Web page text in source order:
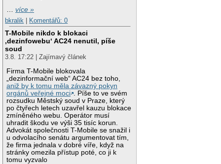
…více »
bkralik | Komentářů: 0
T-Mobile nikdo k blokaci
‚dezinfowebu‘ AC24 nenutil, píše
soud
3.8. 17:22 | Zajímavý článek
Firma T-Mobile blokovala
„dezinformační web“ AC24 bez toho,
aniž by k tomu měla závazný pokyn
orgánů veřejné moci
. Píše to ve svém
rozsudku Městský soud v Praze, který
po čtyřech letech uzavřel kauzu blokace
zmíněného webu. Operátor musí
uhradit škodu ve výši 35 tisíc korun.
Advokát společnosti T-Mobile se snažil i
u odvolacího senátu argumentovat tím,
že firma jednala v dobré víře, když na
stránky omezila přístup poté, co ji k
tomu vyzvalo